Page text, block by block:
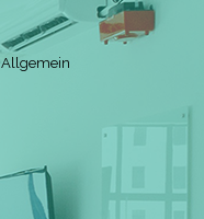
Allgemein